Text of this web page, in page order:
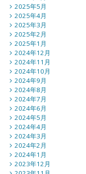
2025年5月
2025年4月
2025年3月
2025年2月
2025年1月
2024年12月
2024年11月
2024年10月
2024年9月
2024年8月
2024年7月
2024年6月
2024年5月
2024年4月
2024年3月
2024年2月
2024年1月
2023年12月